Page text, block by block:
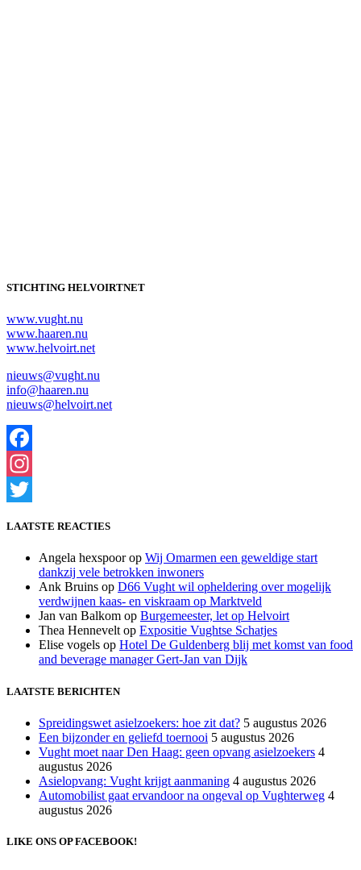
STICHTING HELVOIRTNET
www.vught.nu
www.haaren.nu
www.helvoirt.net
nieuws@vught.nu
info@haaren.nu
nieuws@helvoirt.net
Facebook
Instagram
LAATSTE REACTIES
Angela hexspoorop Wij Omarmen een geweldige start
dankzij vele betrokken inwoners
Ank Bruins op D66 Vught wil opheldering over mogelijk
verdwijnen kaas- en viskraam op Marktveld
Jan van Balkom op Burgemeester, let op Helvoirt
Thea Hennevelt op Expositie Vughtse Schatjes
Elise vogels op Hotel De Guldenberg blij met komst van food
and beverage manager Gert-Jan van Dijk
LAATSTE BERICHTEN
Spreidingswet asielzoekers: hoe zit dat? 5 augustus 2026
Een bijzonder en geliefd toernooi 5 augustus 2026
Vught moet naar Den Haag: geen opvang asielzoekers 4
augustus 2026
Asielopvang: Vught krijgt aanmaning 4 augustus 2026
Automobilist gaat ervandoor na ongeval op Vughterweg 4
augustus 2026
LIKE ONS OP FACEBOOK!